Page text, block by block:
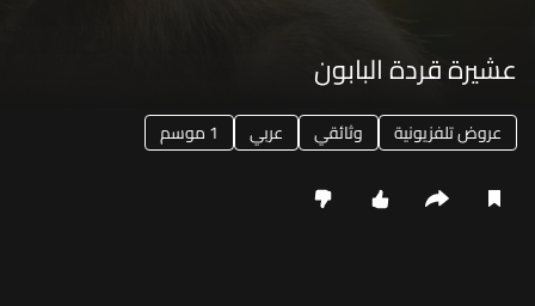
عشيرة قردة البابون
عروض تلفزيونية وثائقي عربي 1 موسم